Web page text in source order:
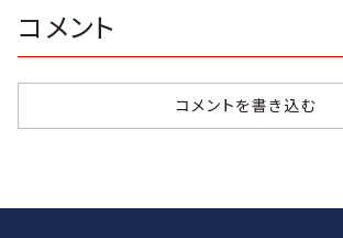
コメント
コメントを書き込む